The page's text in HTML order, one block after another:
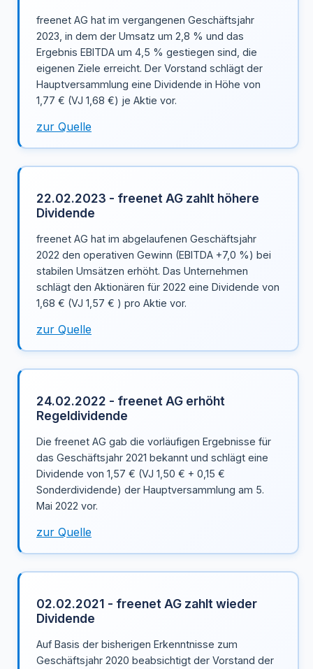
freenet AG hat im vergangenen Geschäftsjahr
2023, in dem der Umsatz um 2,8 % und das
Ergebnis EBITDA um 4,5 % gestiegen sind, die
eigenen Ziele erreicht. Der Vorstand schlägt der
Hauptversammlung eine Dividende in Höhe von
1,77 € (VJ 1,68 €) je Aktie vor.
zur Quelle
22.02.2023 - freenet AG zahlt höhere
Dividende
freenet AG hat im abgelaufenen Geschäftsjahr
2022 den operativen Gewinn (EBITDA +7,0 %) bei
stabilen Umsätzen erhöht. Das Unternehmen
schlägt den Aktionären für 2022 eine Dividende von
1,68 € (VJ 1,57 € ) pro Aktie vor.
zur Quelle
24.02.2022 - freenet AG erhöht
Regeldividende
Die freenet AG gab die vorläufigen Ergebnisse für
das Geschäftsjahr 2021 bekannt und schlägt eine
Dividende von 1,57 € (VJ 1,50 € + 0,15 €
Sonderdividende) der Hauptversammlung am 5.
Mai 2022 vor.
zur Quelle
02.02.2021 - freenet AG zahlt wieder
Dividende
Auf Basis der bisherigen Erkenntnisse zum
Geschäftsjahr 2020 beabsichtigt der Vorstand der